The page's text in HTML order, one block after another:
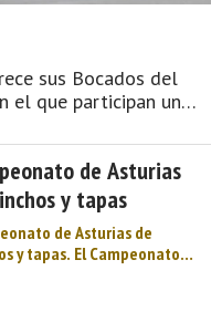
sus Bocados del
el que participan un
pone a
de Asturias
y tapas
de Asturias de
y tapas. El Campeonato